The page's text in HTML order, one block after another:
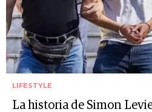
LIFESTYLE
La historia de Simon